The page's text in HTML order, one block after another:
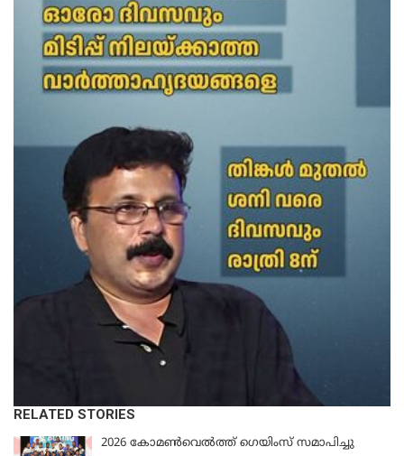
RELATED STORIES
2026 കോമണ്‍വെല്‍ത്ത് ഗെയിംസ് സമാപിച്ചു